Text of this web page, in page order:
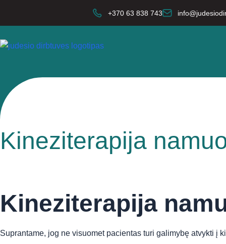
+370 63 838 743
Kineziterapija
Kineziterapija
Suprantame, jog ne visuomet pacientas turi galimybę atvykti į